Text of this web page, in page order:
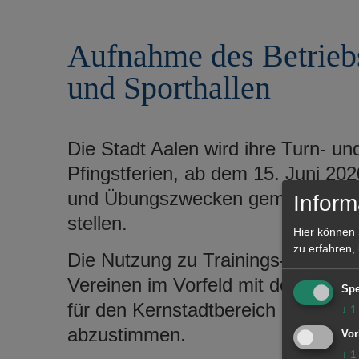
Aufnahme des
und Sporthallen
Die Stadt Aalen wird ihre Turn-
Pfingstferien, ab dem 15. Juni
und Übungszwecken gemäß der
stellen.
Die Nutzung zu Trainings- und
Vereinen im Vorfeld mit der
für den Kernstadtbereich mit dem
abzustimmen.
Hier können
zu erfahren,
↓ 1
↓ 1